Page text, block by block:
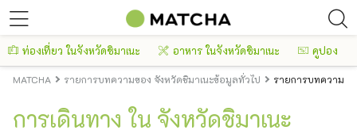
ท่องเที่ยว ในจังหวัดชิมาเนะ อาหาร ในจังหวัดชิมาเนะ คูปอง
MATCHA รายการบทความของ จังหวัดชิมาเนะข้อมูลทั่วไป รายการบทความขอ
การเดินทาง ใน จังหวัดชิมาเนะ